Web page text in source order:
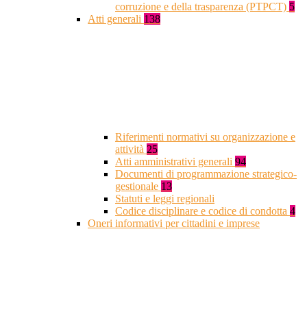
corruzione e della trasparenza (PTPCT) 5
Atti generali 138
Riferimenti normativi su organizzazione e
attività 25
Atti amministrativi generali 94
Documenti di programmazione strategico-
gestionale 13
Statuti e leggi regionali
Codice disciplinare e codice di condotta 4
Oneri informativi per cittadini e imprese